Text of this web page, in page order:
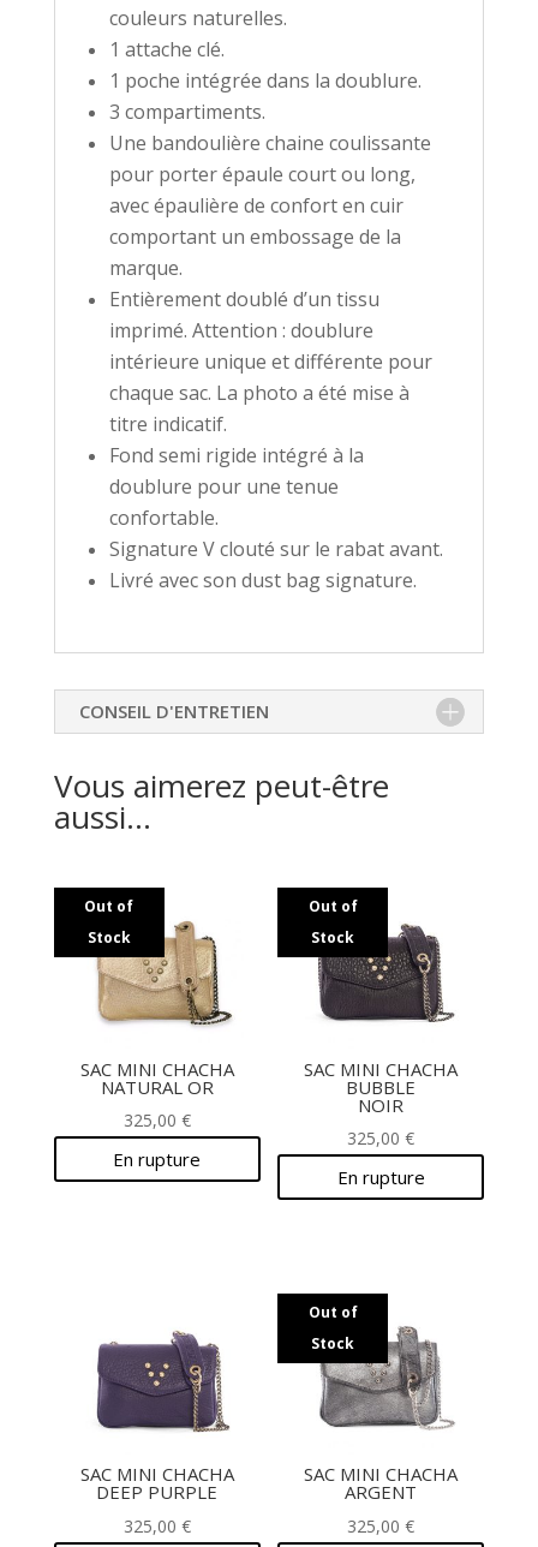
couleurs naturelles.
1 attache clé.
1 poche intégrée dans la doublure.
3 compartiments.
Une bandoulière chaine coulissante
pour porter épaule court ou long,
avec épaulière de confort en cuir
comportant un embossage de la
marque.
Entièrement doublé d’un tissu
imprimé. Attention : doublure
intérieure unique et différente pour
chaque sac. La photo a été mise à
titre indicatif.
Fond semi rigide intégré à la
doublure pour une tenue
confortable.
Signature V clouté sur le rabat avant.
Livré avec son dust bag signature.
CONSEIL D'ENTRETIEN
Vous aimerez peut-être
aussi…
Out of
Stock
SAC MINI CHACHA
NATURAL OR
325,00 €
En rupture
Out of
Stock
SAC MINI CHACHA
BUBBLE
NOIR
325,00€
En rupture
SAC MINI CHACHA
DEEP PURPLE
325,00 €
Out of
Stock
SAC MINI CHACHA
ARGENT
325,00€